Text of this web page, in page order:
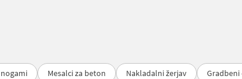
nogami Mesalci za beton Nakladalni žerjav